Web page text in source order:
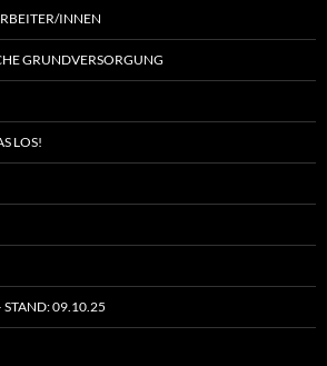
INNEN
GRUNDVERSORGUNG
LOS!
STAND: 09.10.25